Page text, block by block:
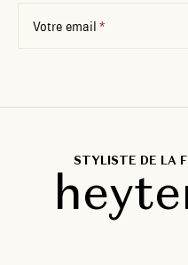
Votre email
STYLISTE DE LA